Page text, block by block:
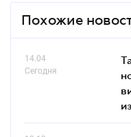
Похожие
14.04
Сегодня